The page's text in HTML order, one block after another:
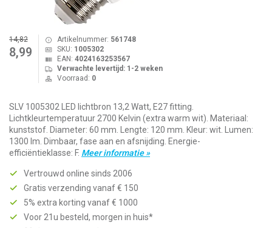
14,82
8,99
Artikelnummer: 561748
SKU: 1005302
EAN: 4024163253567
Verwachte levertijd: 1-2 weken
Voorraad: 0
SLV 1005302 LED lichtbron 13,2 Watt, E27 fitting.
Lichtkleurtemperatuur 2700 Kelvin (extra warm wit). Materiaal:
kunststof. Diameter: 60 mm. Lengte: 120 mm. Kleur: wit. Lumen:
1300 lm. Dimbaar, fase aan en afsnijding. Energie-
efficiëntieklasse: F. Meer informatie »
Vertrouwd online sinds 2006
Gratis verzending vanaf € 150
5% extra korting vanaf € 1000
Voor 21u besteld, morgen in huis*